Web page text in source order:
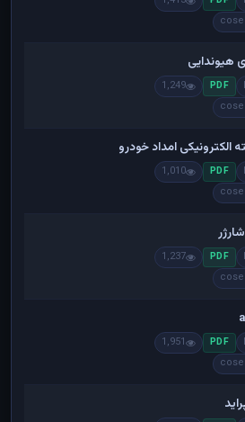
PDF
1,249
الکترونیکی امداد خودرو
PDF
1,010
PDF
1,237
PDF
1,951